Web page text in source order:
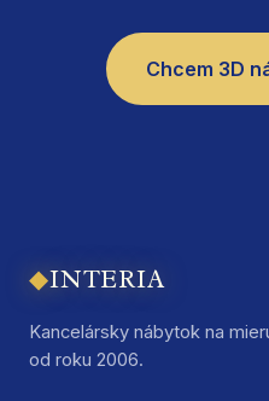
Chcem 3D
◆INTERIA
Kancelársky nábytok na
od roku 2006.